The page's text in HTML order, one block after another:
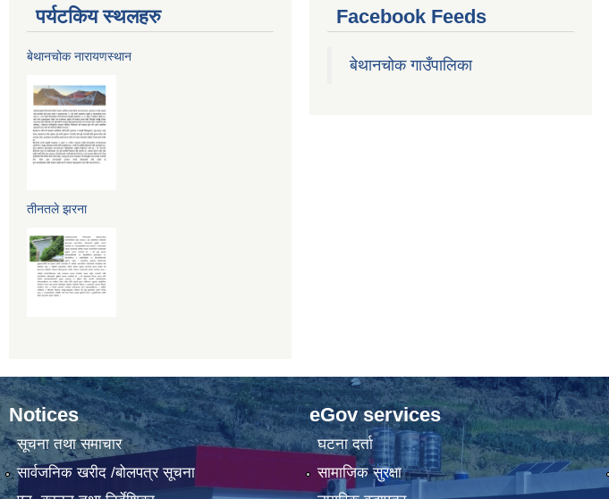
पर्यटकिय स्थलहरु
बेथानचोक नारायणस्थान
तीनतले झरना
Facebook Feeds
बेथानचोक गाउँपालिका
Notices
सूचना तथा समाचार
सार्वजनिक खरीद /बोलपत्र सूचना
eGov services
घटना दर्ता
सामाजिक सुरक्षा